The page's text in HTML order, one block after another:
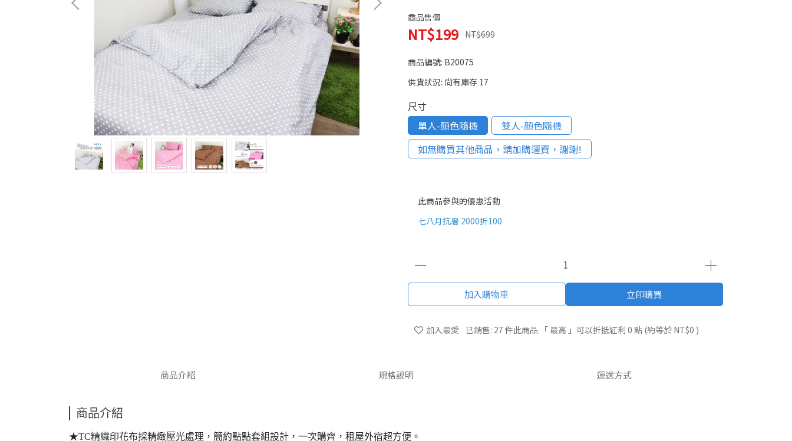
商品售價
NT$199 NT$699
商品編號: B20075
供貨狀況: 尚有庫存 17
尺寸
單人-顏色隨機
雙人-顏色隨機
如無購買其他商品，請加購運費，謝謝!
此商品參與的優惠活動
七八月抗暑 2000折100
加入購物車 立即購買
加入最愛 已銷售: 27 件此商品 「 最高 」可以折抵紅利 0 點 (約等於 NT$0 )
商品介紹 規格說明 運送方式
商品介紹
★TC精織印花布採精緻壓光處理，簡約點點套組設計，一次購齊，租屋外宿超方便。